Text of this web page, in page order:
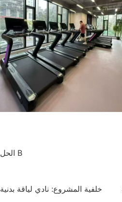
الحل B
خلفية المشروع: نادي لياقة بدنية